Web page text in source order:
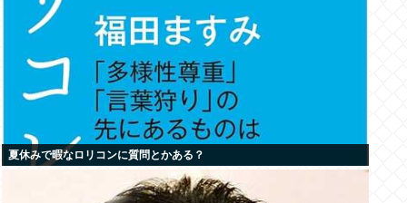
夏休みで暇なロリコンに質問とかある？